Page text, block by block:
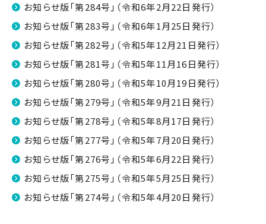
お知らせ版「第284号」（令和6年2月22日発行）
お知らせ版「第283号」（令和6年1月25日発行）
お知らせ版「第282号」（令和5年12月21日発行）
お知らせ版「第281号」（令和5年11月16日発行）
お知らせ版「第280号」（令和5年10月19日発行）
お知らせ版「第279号」（令和5年9月21日発行）
お知らせ版「第278号」（令和5年8月17日発行）
お知らせ版「第277号」（令和5年7月20日発行）
お知らせ版「第276号」（令和5年6月22日発行）
お知らせ版「第275号」（令和5年5月25日発行）
お知らせ版「第274号」（令和5年4月20日発行）